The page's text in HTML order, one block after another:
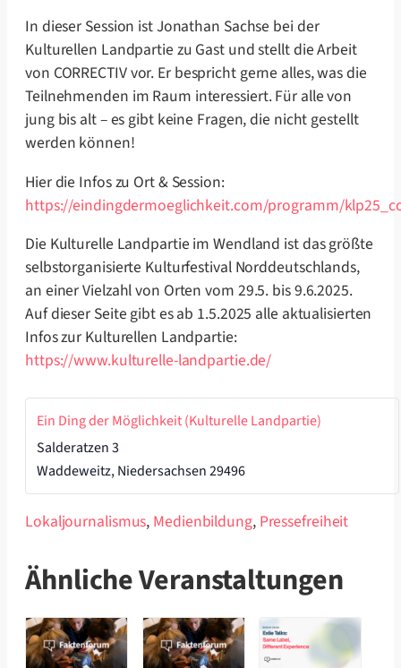
In dieser Session ist Jonathan Sachse bei der
Kulturellen Landpartie zu Gast und stellt die Arbeit
von CORRECTIV vor. Er bespricht gerne alles, was die
Teilnehmenden im Raum interessiert. Für alle von
jung bis alt – es gibt keine Fragen, die nicht gestellt
werden können!
Hier die Infos zu Ort & Session:
https://eindingdermoeglichkeit.com/programm/
Die Kulturelle Landpartie im Wendland ist das größte
selbstorganisierte Kulturfestival Norddeutschlands,
an einer Vielzahl von Orten vom 29.5. bis 9.6.2025.
Auf dieser Seite gibt es ab 1.5.2025 alle aktualisierten
Infos zur Kulturellen Landpartie:
https://www.kulturelle-landpartie.de/
Ein Ding der Möglichkeit (Kulturelle Landpartie)
Salderatzen 3
Waddeweitz,Niedersachsen29496
Lokaljournalismus, Medienbildung, Pressefreiheit
Ähnliche Veranstaltungen